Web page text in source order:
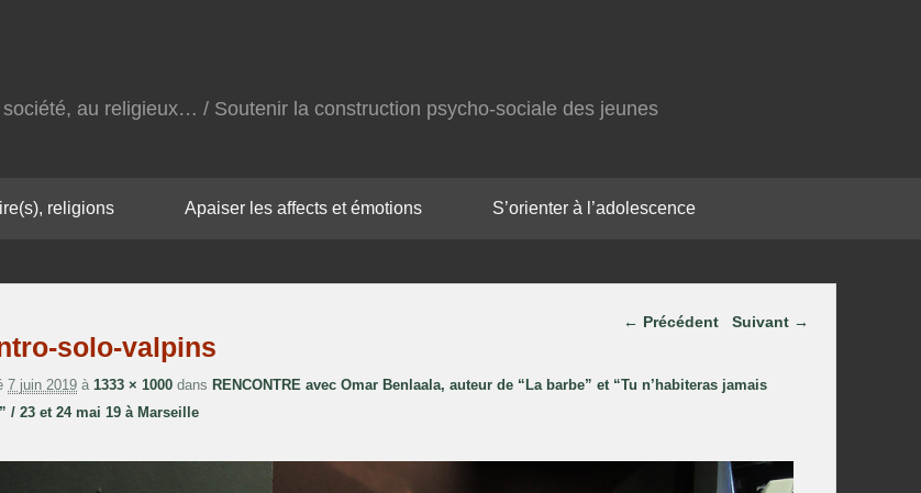
au religieux… / Soutenir la construction psycho-sociale des jeunes
religions Apaiser les affects et émotions S’orienter à l’adolescence
Parcourir les images
← Précédent Suivant →
solo-valpins
7 juin 2019 à 1333 × 1000 dans RENCONTRE avec Omar Benlaala, auteur de “La barbe” et “Tu n’habiteras jamais
/ 23 et 24 mai 19 à Marseille